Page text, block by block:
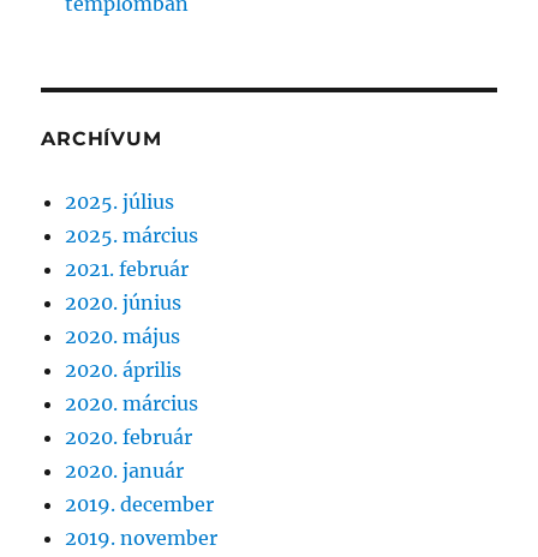
ARCHÍVUM
2025. július
2025. március
2021. február
2020. június
2020. május
2020. április
2020. március
2020. február
2020. január
2019. december
2019. november